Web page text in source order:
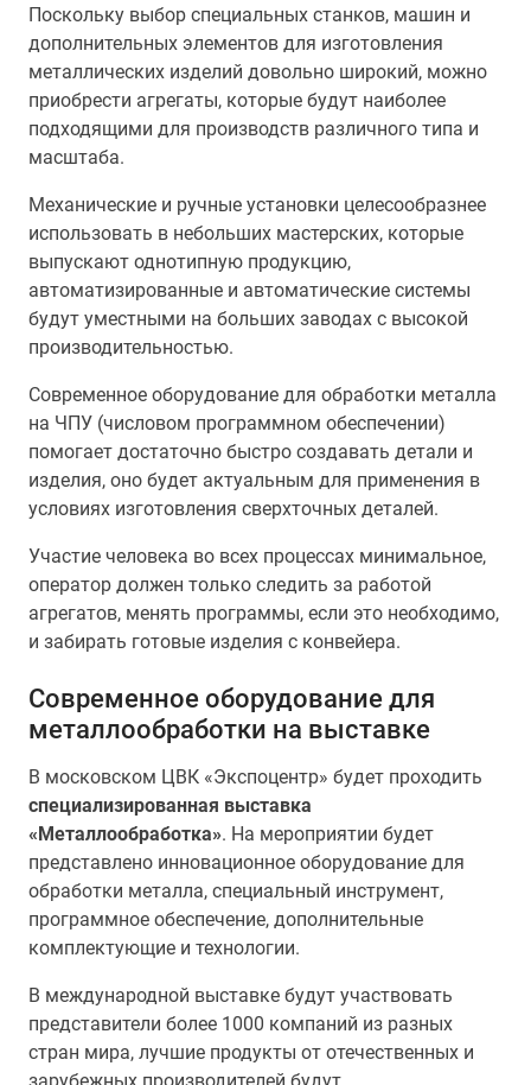
Поскольку выбор специальных станков, машин и
дополнительных элементов для изготовления
металлических изделий довольно широкий, можно
приобрести агрегаты, которые будут наиболее
подходящими для производств различного типа и
масштаба.
Механические и ручные установки целесообразнее
использовать в небольших мастерских, которые
выпускают однотипную продукцию,
автоматизированные и автоматические системы
будут уместными на больших заводах с высокой
производительностью.
Современное оборудование для обработки металла
на ЧПУ (числовом программном обеспечении)
помогает достаточно быстро создавать детали и
изделия, оно будет актуальным для применения в
условиях изготовления сверхточных деталей.
Участие человека во всех процессах минимальное,
оператор должен только следить за работой
агрегатов, менять программы, если это необходимо,
и забирать готовые изделия с конвейера.
Современное оборудование для
металлообработки на выставке
В московском ЦВК «Экспоцентр» будет проходить
специализированная выставка
«Металлообработка». На мероприятии будет
представлено инновационное оборудование для
обработки металла, специальный инструмент,
программное обеспечение, дополнительные
комплектующие и технологии.
В международной выставке будут участвовать
представители более 1000 компаний из разных
стран мира, лучшие продукты от отечественных и